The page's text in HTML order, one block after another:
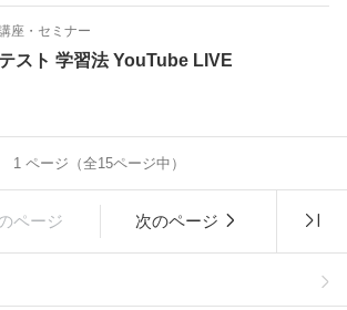
座・セミナー
スト 学習法 YouTube LIVE
1ページ（全15ページ中）
ページ 次のページ